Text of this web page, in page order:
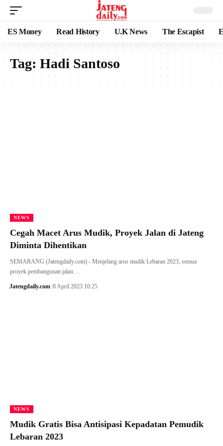
ES Money Read History U.K News The Escapist
Tag: Hadi Santoso
NEWS
Cegah Macet Arus Mudik, Proyek Jalan di Jateng
Diminta Dihentikan
SEMARANG (Jatengdaily.com) - Menjelang arus mudik Lebaran 2023, semua
proyek pembangunan jalan…
Jatengdaily.com 8 April 2023 10:25
NEWS
Mudik Gratis Bisa Antisipasi Kepadatan Pemudik
Lebaran 2023